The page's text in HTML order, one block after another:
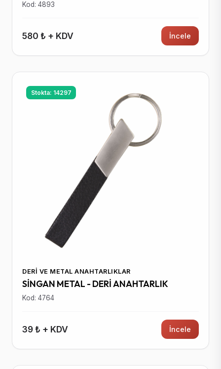
Kod: 4893
580 ₺ + KDV İncele
Stokta: 14297
DERI VE METAL ANAHTARLIKLAR
SİNGAN METAL - DERİ ANAHTARLIK
Kod: 4764
39 ₺ + KDV İncele